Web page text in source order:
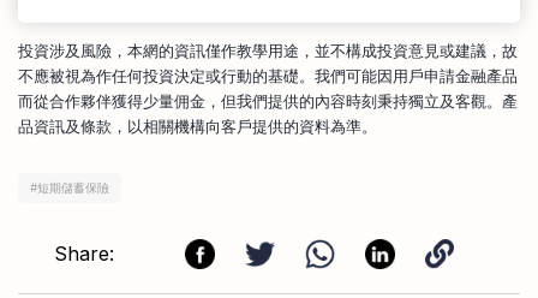
投資涉及風險，本網的資訊僅作教學用途，並不構成投資意見或建議，故
不應被視為作任何投資決定或行動的基礎。我們可能因用戶申請金融產品
而從合作夥伴獲得少量佣金，但我們提供的內容時刻秉持獨立及客觀。產
品資訊及條款，以相關機構向客戶提供的資料為準。
#短期儲蓄保險
Share: